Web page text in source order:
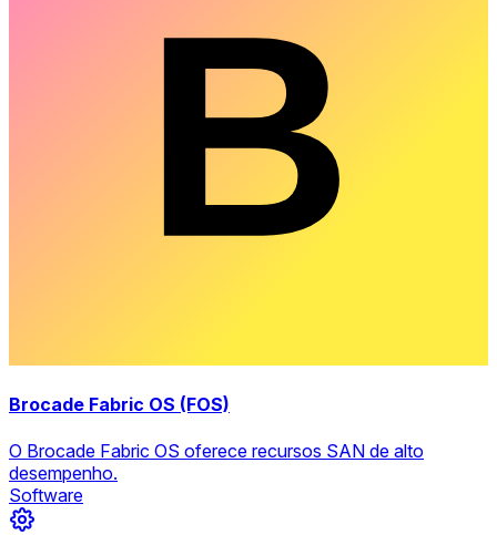
Brocade Fabric OS (FOS)
O Brocade Fabric OS oferece recursos SAN de alto
desempenho.
Software